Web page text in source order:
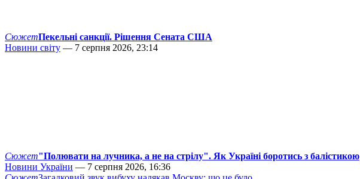
СюжетПекельні санкції. Рішення Сената США
Новини світу — 7 серпня 2026, 23:14
Сюжет"Полювати на лучника, а не на стрілу". Як Україні боротись з балістикою
Новини України — 7 серпня 2026, 16:36